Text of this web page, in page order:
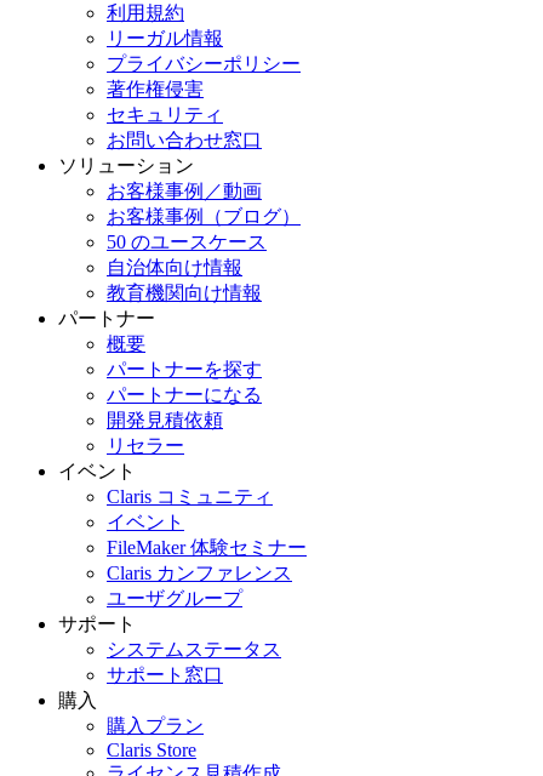
利用規約
リーガル情報
プライバシーポリシー
著作権侵害
セキュリティ
お問い合わせ窓口
ソリューション
お客様事例／動画
お客様事例（ブログ）
50 のユースケース
自治体向け情報
教育機関向け情報
パートナー
概要
パートナーを探す
パートナーになる
開発見積依頼
リセラー
イベント
Claris コミュニティ
イベント
FileMaker 体験セミナー
Claris カンファレンス
ユーザグループ
サポート
システムステータス
サポート窓口
購入
購入プラン
Claris Store